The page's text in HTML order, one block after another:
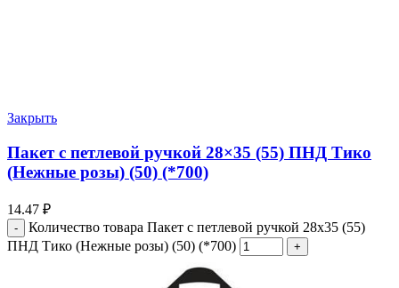
Закрыть
Пакет с петлевой ручкой 28×35 (55) ПНД Тико
(Нежные розы) (50) (*700)
14.47 ₽
Количество товара Пакет с петлевой ручкой 28x35 (55)
ПНД Тико (Нежные розы) (50) (*700)